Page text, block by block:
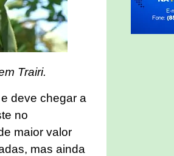
Trairi.
deve chegar a
no
maior valor
mas ainda